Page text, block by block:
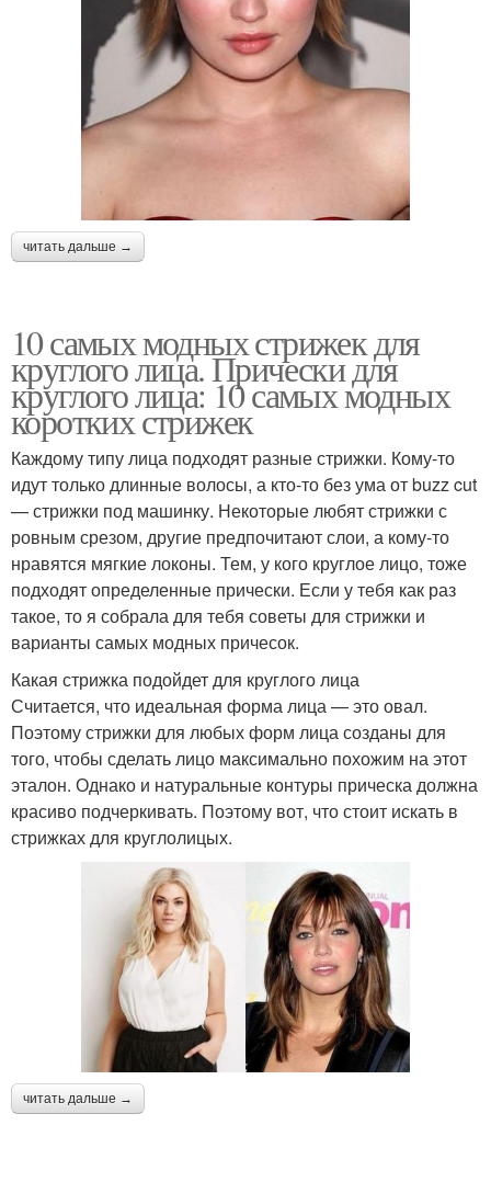
читать дальше →
10 самых модных стрижек для
круглого лица. Прически для
круглого лица: 10 самых модных
коротких стрижек
Каждому типу лица подходят разные стрижки. Кому-то
идут только длинные волосы, а кто-то без ума от buzz cut
— стрижки под машинку. Некоторые любят стрижки с
ровным срезом, другие предпочитают слои, а кому-то
нравятся мягкие локоны. Тем, у кого круглое лицо, тоже
подходят определенные прически. Если у тебя как раз
такое, то я собрала для тебя советы для стрижки и
варианты самых модных причесок.
Какая стрижка подойдет для круглого лица
Считается, что идеальная форма лица — это овал.
Поэтому стрижки для любых форм лица созданы для
того, чтобы сделать лицо максимально похожим на этот
эталон. Однако и натуральные контуры прическа должна
красиво подчеркивать. Поэтому вот, что стоит искать в
стрижках для круглолицых.
читать дальше →